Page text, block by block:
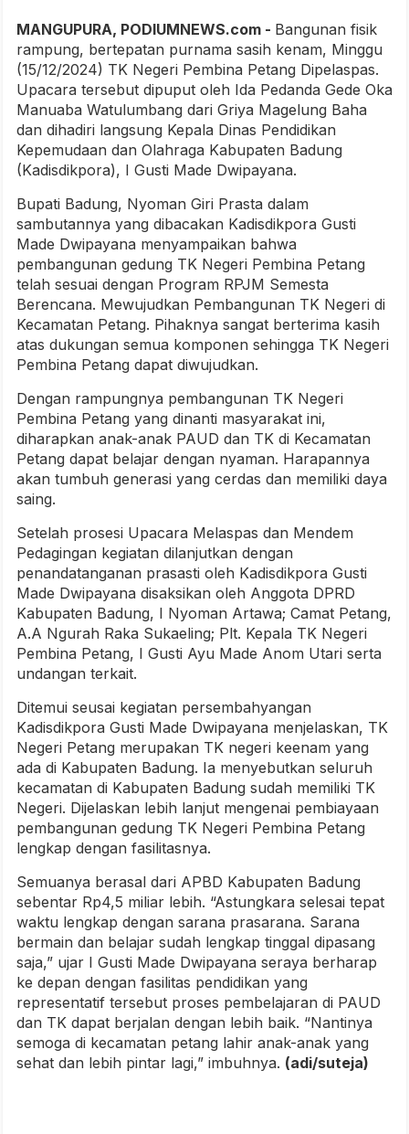
MANGUPURA, PODIUMNEWS.com - Bangunan fisik
rampung, bertepatan purnama sasih kenam, Minggu
(15/12/2024) TK Negeri Pembina Petang Dipelaspas.
Upacara tersebut dipuput oleh Ida Pedanda Gede Oka
Manuaba Watulumbang dari Griya Magelung Baha
dan dihadiri langsung Kepala Dinas Pendidikan
Kepemudaan dan Olahraga Kabupaten Badung
(Kadisdikpora), I Gusti Made Dwipayana.
Bupati Badung, Nyoman Giri Prasta dalam
sambutannya yang dibacakan Kadisdikpora Gusti
Made Dwipayana menyampaikan bahwa
pembangunan gedung TK Negeri Pembina Petang
telah sesuai dengan Program RPJM Semesta
Berencana. Mewujudkan Pembangunan TK Negeri di
Kecamatan Petang. Pihaknya sangat berterima kasih
atas dukungan semua komponen sehingga TK Negeri
Pembina Petang dapat diwujudkan.
Dengan rampungnya pembangunan TK Negeri
Pembina Petang yang dinanti masyarakat ini,
diharapkan anak-anak PAUD dan TK di Kecamatan
Petang dapat belajar dengan nyaman. Harapannya
akan tumbuh generasi yang cerdas dan memiliki daya
saing.
Setelah prosesi Upacara Melaspas dan Mendem
Pedagingan kegiatan dilanjutkan dengan
penandatanganan prasasti oleh Kadisdikpora Gusti
Made Dwipayana disaksikan oleh Anggota DPRD
Kabupaten Badung, I Nyoman Artawa; Camat Petang,
A.A Ngurah Raka Sukaeling; Plt. Kepala TK Negeri
Pembina Petang, I Gusti Ayu Made Anom Utari serta
undangan terkait.
Ditemui seusai kegiatan persembahyangan
Kadisdikpora Gusti Made Dwipayana menjelaskan, TK
Negeri Petang merupakan TK negeri keenam yang
ada di Kabupaten Badung. Ia menyebutkan seluruh
kecamatan di Kabupaten Badung sudah memiliki TK
Negeri. Dijelaskan lebih lanjut mengenai pembiayaan
pembangunan gedung TK Negeri Pembina Petang
lengkap dengan fasilitasnya.
Semuanya berasal dari APBD Kabupaten Badung
sebentar Rp4,5 miliar lebih. “Astungkara selesai tepat
waktu lengkap dengan sarana prasarana. Sarana
bermain dan belajar sudah lengkap tinggal dipasang
saja,” ujar I Gusti Made Dwipayana seraya berharap
ke depan dengan fasilitas pendidikan yang
representatif tersebut proses pembelajaran di PAUD
dan TK dapat berjalan dengan lebih baik. “Nantinya
semoga di kecamatan petang lahir anak-anak yang
sehat dan lebih pintar lagi,” imbuhnya. (adi/suteja)